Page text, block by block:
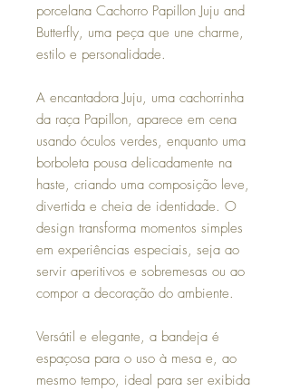
porcelana Cachorro Papillon Juju and
Butterfly, uma peça que une charme,
estilo e personalidade.
A encantadora Juju, uma cachorrinha
da raça Papillon, aparece em cena
usando óculos verdes, enquanto uma
borboleta pousa delicadamente na
haste, criando uma composição leve,
divertida e cheia de identidade. O
design transforma momentos simples
em experiências especiais, seja ao
servir aperitivos e sobremesas ou ao
compor a decoração do ambiente.
Versátil e elegante, a bandeja é
espaçosa para o uso à mesa e, ao
mesmo tempo, ideal para ser exibida